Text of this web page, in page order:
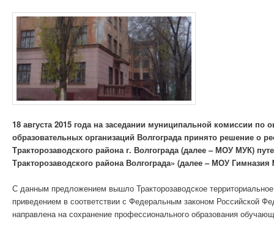
18 августа 2015 года на заседании муниципальной комиссии
образовательных организаций Волгограда принято решение о
Тракторозаводского района г. Волгограда (далее – МОУ МУК)
Тракторозаводского района Волгограда» (далее – МОУ
С данным предложением вышло Тракторозаводское
приведением в соответствии с Федеральным законом Российской
направлена на сохранение профессионального образования